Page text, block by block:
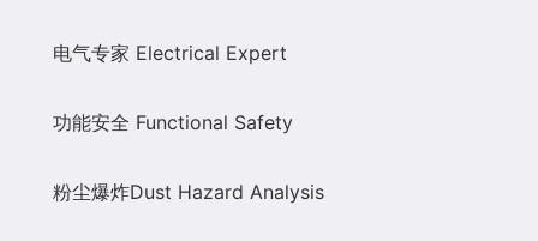
电气专家 Electrical Expert
功能安全 Functional Safety
粉尘爆炸Dust Hazard Analysis